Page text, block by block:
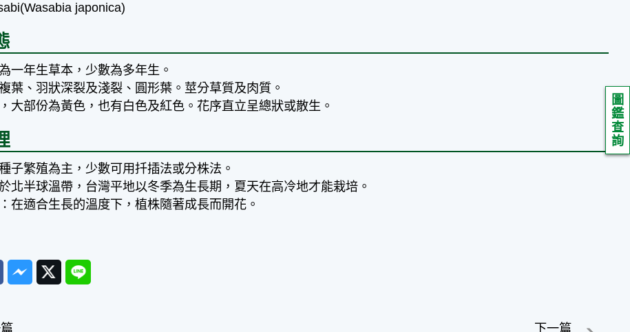
圖
鑑
查
詢
japonica)
一年生草本，少數為多年生。
葉、羽狀深裂及淺裂、圓形葉。莖分草質及肉質。
大部份為黃色，也有白色及紅色。花序直立呈總狀或散生。
子繁殖為主，少數可用扦插法或分株法。
北半球溫帶，台灣平地以冬季為生長期，夏天在高冷地才能栽培。
在適合生長的溫度下，植株隨著成長而開花。
Messenger
TwitterLine
下一篇